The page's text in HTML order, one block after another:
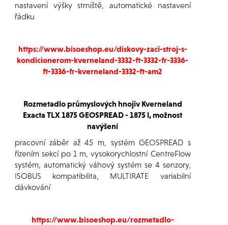
nastavení výšky strniště, automatické nastavení
řádku
https://www.bisoeshop.eu/diskovy-zaci-stroj-s-
kondicionerom-kverneland-3332-ft-3332-fr-3336-
ft-3336-fr-kverneland-3332-ft-am2
Rozmetadlo průmyslových hnojiv Kverneland
Exacta TLX 1875 GEOSPREAD - 1875 l, možnost
navýšení
pracovní záběr až 45 m, systém GEOSPREAD s
řízením sekcí po 1 m, vysokorychlostní CentreFlow
systém, automatický váhový systém se 4 senzory,
ISOBUS kompatibilita, MULTIRATE variabilní
dávkování
https://www.bisoeshop.eu/rozmetadlo-